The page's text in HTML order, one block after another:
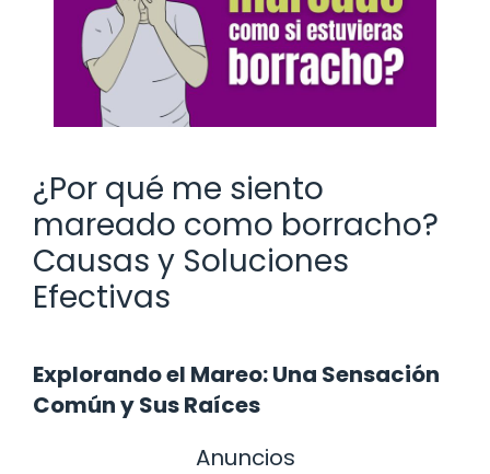
¿Por qué me siento
mareado como borracho?
Causas y Soluciones
Efectivas
Explorando el Mareo: Una Sensación
Común y Sus Raíces
Anuncios